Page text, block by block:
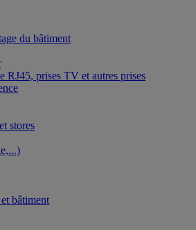
du bâtiment
RJ45, prises TV et autres prises
stores
bâtiment